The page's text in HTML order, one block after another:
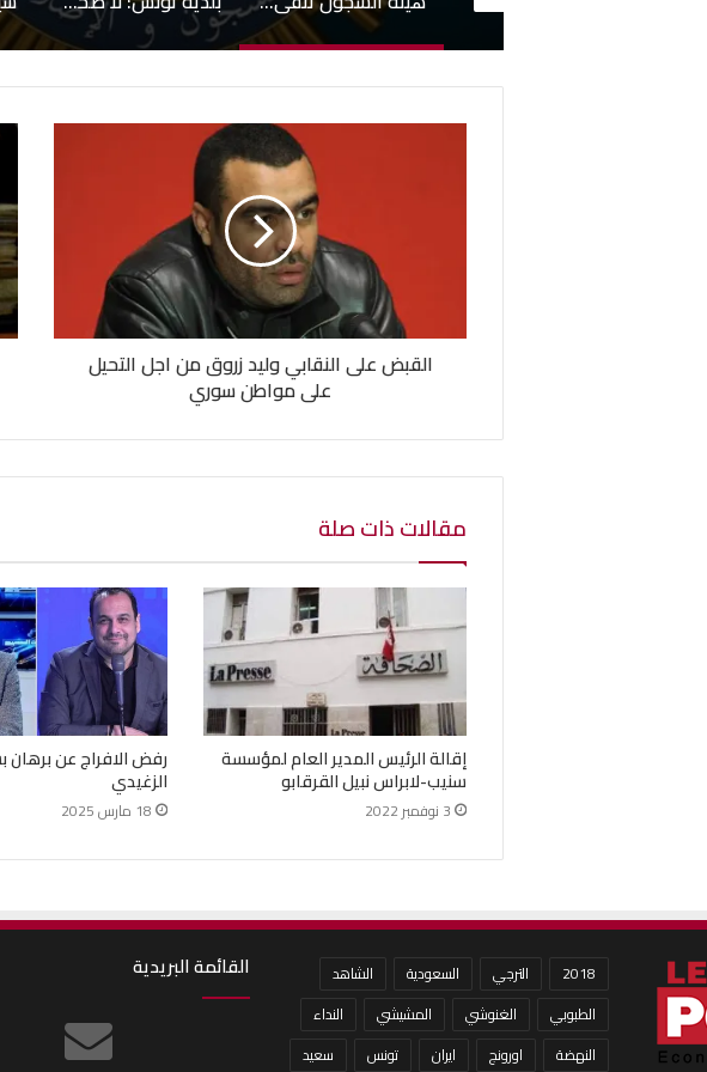
القبض على النقابي وليد زروق من اجل التحيل
على مواطن سوري
مقالات ذات صلة
إقالة الرئيس المدير العام لمؤسسة
سنيب-لابراس نبيل القرقابو
3 نوفمبر 2022
رفض الافراج عن
الزغيدي
18 مارس 2025
2018 الترجي السعودية
الشاهد
الطبوبي
الغنوشي المشيشي
النداء
النهضة
اورونج ايران تونس سعيد
القائمة البريدية